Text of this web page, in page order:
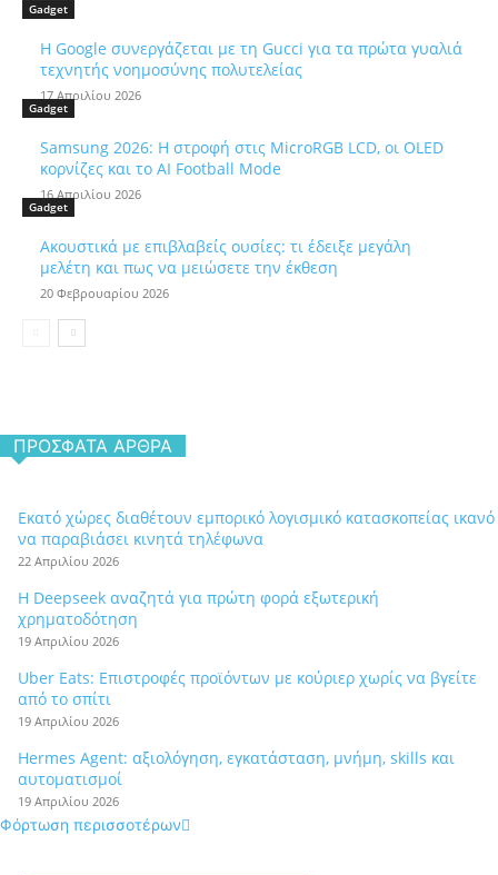
Gadget
Η Google συνεργάζεται με τη Gucci για τα πρώτα γυαλιά
τεχνητής νοημοσύνης πολυτελείας
17 Απριλίου 2026
Gadget
Samsung 2026: Η στροφή στις MicroRGB LCD, οι OLED
κορνίζες και το AI Football Mode
16 Απριλίου 2026
Gadget
Ακουστικά με επιβλαβείς ουσίες: τι έδειξε μεγάλη
μελέτη και πως να μειώσετε την έκθεση
20 Φεβρουαρίου 2026
ΠΡΌΣΦΑΤΑ ΆΡΘΡΑ
Εκατό χώρες διαθέτουν εμπορικό λογισμικό κατασκοπείας ικανό
να παραβιάσει κινητά τηλέφωνα
22 Απριλίου 2026
Η Deepseek αναζητά για πρώτη φορά εξωτερική
χρηματοδότηση
19 Απριλίου 2026
Uber Eats: Επιστροφές προϊόντων με κούριερ χωρίς να βγείτε
από το σπίτι
19 Απριλίου 2026
Hermes Agent: αξιολόγηση, εγκατάσταση, μνήμη, skills και
αυτοματισμοί
19 Απριλίου 2026
Φόρτωση περισσοτέρων